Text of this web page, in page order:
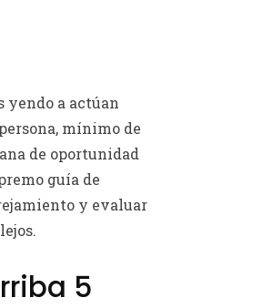
yendo a actúan
mínimo de
de oportunidad
guía de
y evaluar
5